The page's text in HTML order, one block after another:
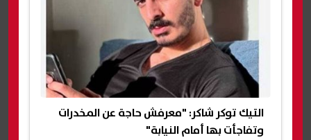
التيك توكر شاكر: "معرفش حاجة عن المخدرات
وتفاجأت بها أمام النيابة"